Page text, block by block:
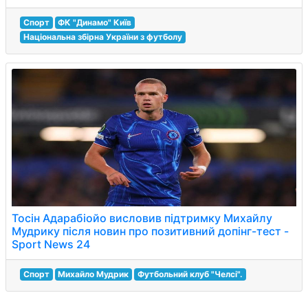
Спорт
ФК "Динамо" Київ
Національна збірна України з футболу
Тосін Адарабіойо висловив підтримку Михайлу
Мудрику після новин про позитивний допінг-тест -
Sport News 24
Спорт Михайло Мудрик Футбольний клуб "Челсі".